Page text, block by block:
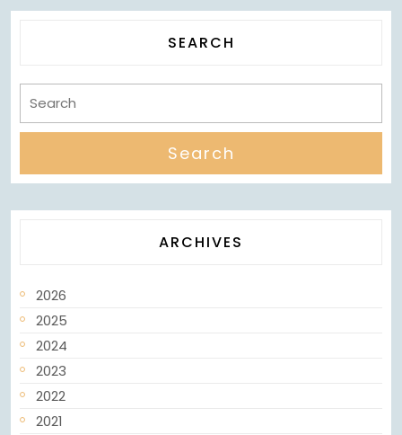
SEARCH
ARCHIVES
2026
2025
2024
2023
2022
2021